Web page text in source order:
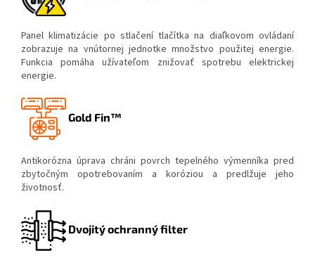
Panel klimatizácie po stlačení tlačítka na diaľkovom ovládaní
zobrazuje na vnútornej jednotke množstvo použitej energie.
Funkcia pomáha užívateľom znižovať spotrebu elektrickej
energie.
Gold Fin™
Antikorózna úprava chráni povrch tepelného výmenníka pred
zbytočným opotrebovaním a koróziou a predlžuje jeho
životnosť.
Dvojitý ochranný filter